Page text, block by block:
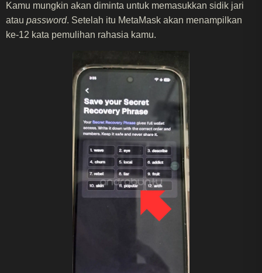
Kamu mungkin akan diminta untuk memasukkan sidik jari
atau password. Setelah itu MetaMask akan menampilkan
ke-12 kata pemulihan rahasia kamu.